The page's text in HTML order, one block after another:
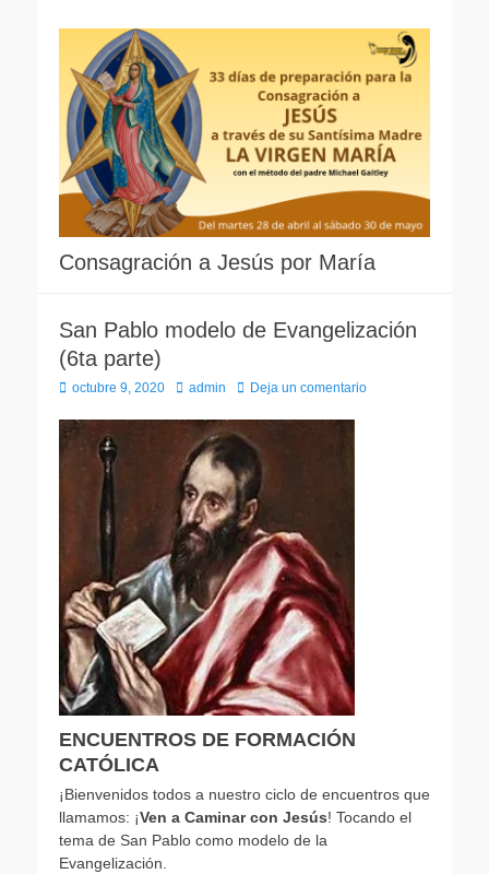
Consagración a Jesús por María
San Pablo modelo de Evangelización
(6ta parte)
Publicado
octubre 9, 2020 Autor
admin Deja un comentario
ENCUENTROS DE FORMACIÓN
CATÓLICA
¡Bienvenidos todos a nuestro ciclo de encuentros que
llamamos: ¡Ven a Caminar con Jesús! Tocando el
tema de San Pablo como modelo de la
Evangelización.